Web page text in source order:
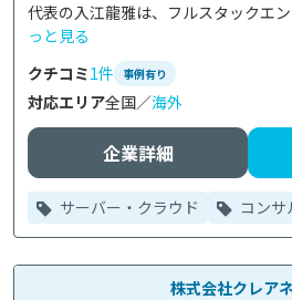
代表の入江龍雅は、フルスタックエ
っと見る
クチコミ1件 事例有り
対応エリア全国／海外
企業詳細
サーバー・クラウド コンサ
株式会社クレア